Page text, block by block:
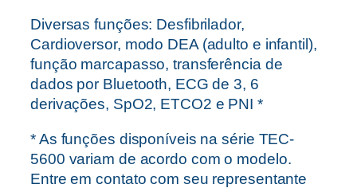
Diversas funções: Desfibrilador,
Cardioversor, modo DEA (adulto e infantil),
função marcapasso, transferência de
dados por Bluetooth, ECG de 3, 6
derivações, SpO2, ETCO2 e PNI *
* As funções disponíveis na série TEC-
5600 variam de acordo com o modelo.
Entre em contato com seu representante